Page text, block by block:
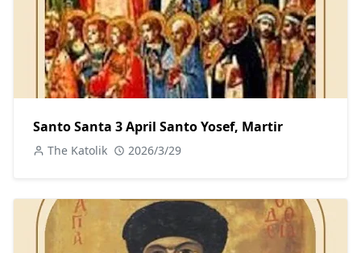
Santo Santa 3 April Santo Yosef, Martir
The Katolik 2026/3/29